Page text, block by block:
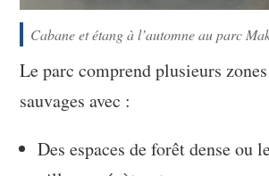
Cabane et étang à l’automne au parc
Le parc comprend plusieurs
sauvages avec :
Des espaces de forêt dense ou